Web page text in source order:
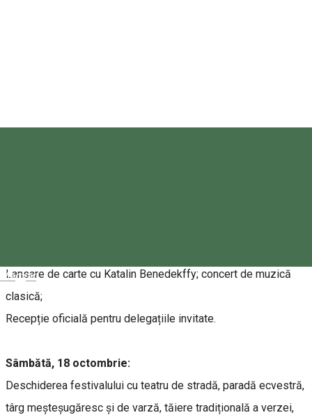
Magyar
Lansare de carte cu Katalin Benedekffy; concert de muzică
clasică;
Recepție oficială pentru delegațiile invitate.
Sâmbătă, 18 octombrie:
Deschiderea festivalului cu teatru de stradă, paradă ecvestră,
târg meșteșugăresc și de varză, tăiere tradițională a verzei,